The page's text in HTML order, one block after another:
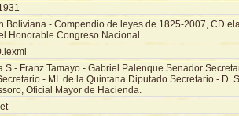
Boliviana - Compendio de leyes de 1825-2007, CD
Honorable Congreso Nacional
S.- Franz Tamayo.- Gabriel Palenque Senador
MI. de la Quintana Diputado Secretario.- D.
Oficial Mayor de Hacienda.